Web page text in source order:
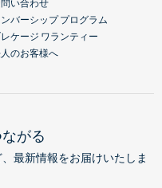
い合わせ
ンバーシップ プログラム
ケージ ワランティー
のお客様へ
がる
最新情報をお届けいたしま